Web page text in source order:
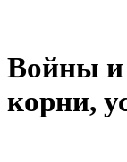
Войны и
корни,